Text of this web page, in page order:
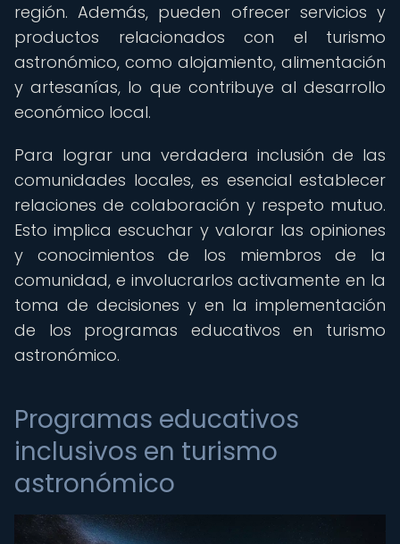
región. Además, pueden ofrecer servicios y
productos relacionados con el turismo
astronómico, como alojamiento, alimentación
y artesanías, lo que contribuye al desarrollo
económico local.
Para lograr una verdadera inclusión de las
comunidades locales, es esencial establecer
relaciones de colaboración y respeto mutuo.
Esto implica escuchar y valorar las opiniones
y conocimientos de los miembros de la
comunidad, e involucrarlos activamente en la
toma de decisiones y en la implementación
de los programas educativos en turismo
astronómico.
Programas educativos
inclusivos en turismo
astronómico